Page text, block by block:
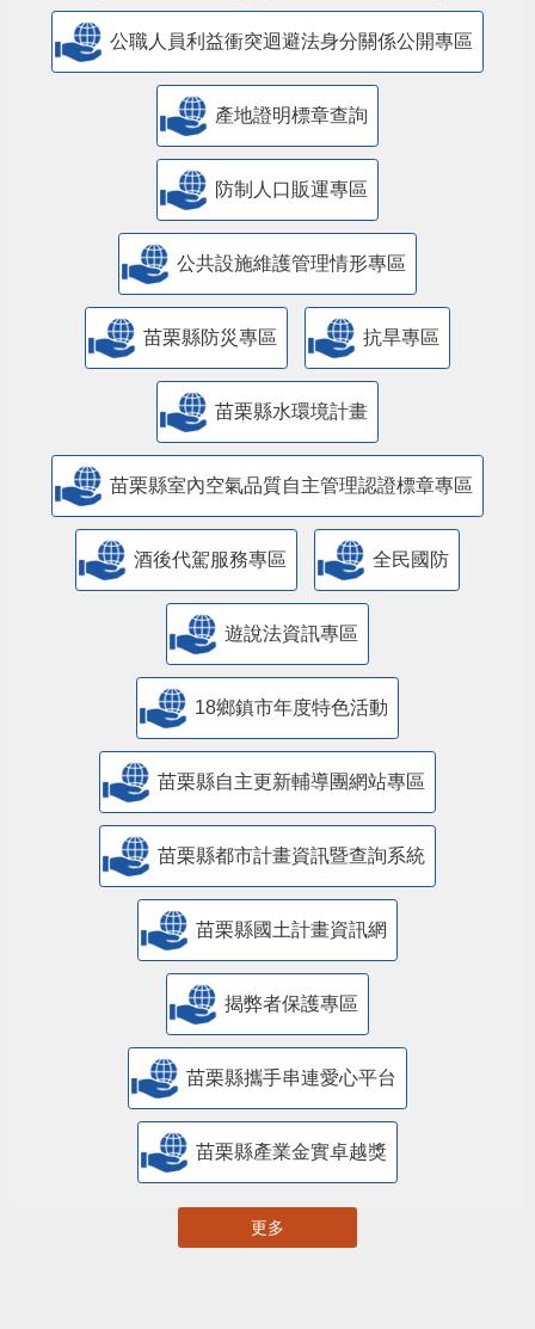
公職人員利益衝突迴避法身分關係公開專區
產地證明標章查詢
防制人口販運專區
​公共設施維護管理情形專區
苗栗縣防災專區 抗旱專區
苗栗縣水環境計畫
苗栗縣室內空氣品質自主管理認證標章專區
酒後代駕服務專區 全民國防
遊說法資訊專區
18鄉鎮市年度特色活動
苗栗縣自主更新輔導團網站專區
苗栗縣都市計畫資訊暨查詢系統
苗栗縣國土計畫資訊網
揭弊者保護專區
苗栗縣攜手串連愛心平台
苗栗縣產業金實卓越獎
更多